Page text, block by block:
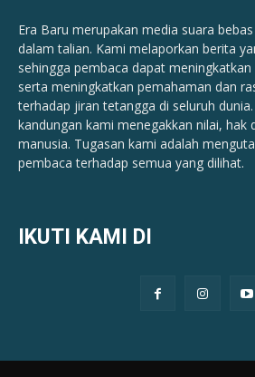
Era Baru merupakan media suara
dalam talian. Kami melaporkan berita
sehingga pembaca dapat
serta meningkatkan pemahaman dan
terhadap jiran tetangga di seluruh
kandungan kami menegakkan nilai, hak
manusia. Tugasan kami adalah
pembaca terhadap semua yang dilihat.
IKUTI KAMI DI